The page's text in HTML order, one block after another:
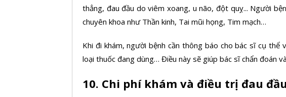
thẳng, đau đầu do viêm xoang, u não, đột quỵ... Người
chuyên khoa như Thần kinh, Tai mũi họng, Tim mạch…
Khi đi khám, người bệnh cần thông báo cho bác sĩ cụ thể
loại thuốc đang dùng… Điều này sẽ giúp bác sĩ chẩn đoán
10. Chi phí khám và điều trị đau đầu